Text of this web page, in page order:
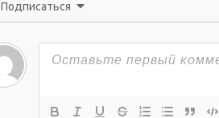
Подписаться